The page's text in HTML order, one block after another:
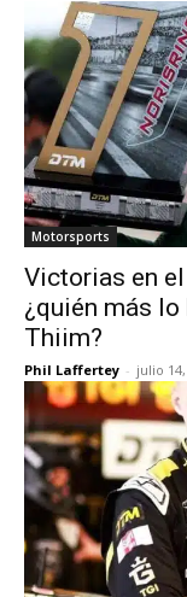
Motorsports
Victorias en
¿quién más
Thiim?
Phil Laffertey - julio